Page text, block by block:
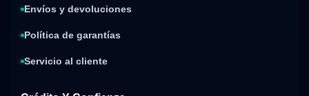
Envíos y devoluciones
Política de garantías
Servicio al cliente